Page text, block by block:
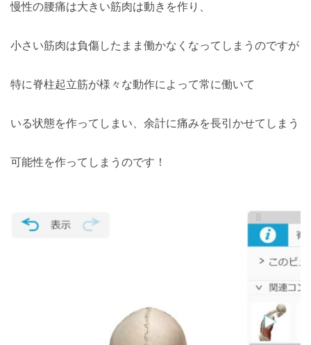
慢性の腰痛は大きい筋肉は動きを作り、
小さい筋肉は負傷したまま働かなくなってしまうのですが
特に脊柱起立筋が様々な動作によって常に働いて
いる状態を作ってしまい、余計に痛みを長引かせてしまう
可能性を作ってしまうのです！